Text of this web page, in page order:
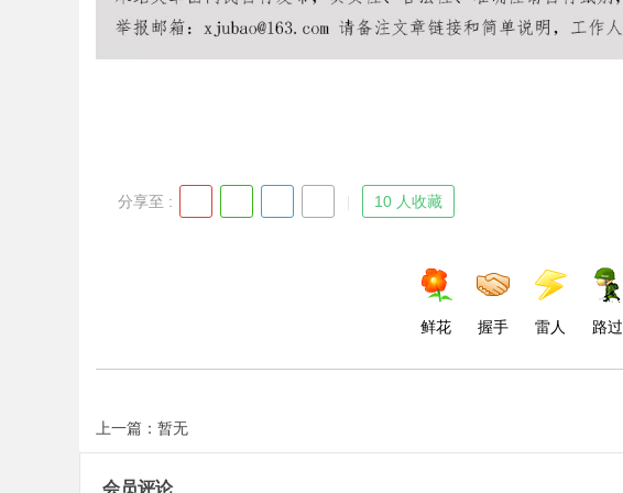
分享至 : 10 人收藏
鲜花 握手 雷人 路过
上一篇：暂无
会员评论